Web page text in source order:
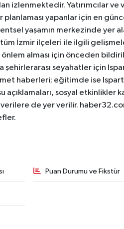
izlenmektedir. Yatırımcılar ve
planlaması yapanlar için en
yaşamın merkezinde yer
tüm İzmir ilçeleri ile ilgili
alması için önceden
şehirlerarası seyahatler için
haberleri; eğitimde ise
sosyal etkinlikler
de yer verilir.
Puan Durumu ve Fikstür